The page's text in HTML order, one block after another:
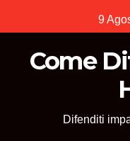
to
content
9
Come
Difenditi